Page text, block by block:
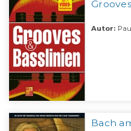
Autor:
Bach